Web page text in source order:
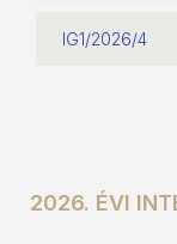
IG1/2026/4
2026. ÉVI